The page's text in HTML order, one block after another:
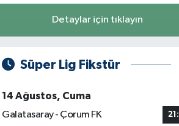
Detaylar için tıklayın
Süper Lig Fikstür
14 Ağustos, Cuma
Galatasaray - Çorum FK